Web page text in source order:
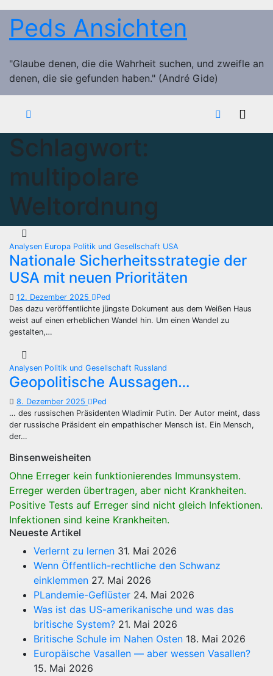
Zum
Inhalt
springen
Peds Ansichten
"Glaube denen, die die Wahrheit suchen, und zweifle an
denen, die sie gefunden haben." (André Gide)
Schlagwort:
multipolare
Weltordnung
Analysen Europa Politik und Gesellschaft USA
Nationale Sicherheitsstrategie der
USA mit neuen Prioritäten
12. Dezember 2025
Ped
Das dazu veröffentlichte jüngste Dokument aus dem Weißen Haus
weist auf einen erheblichen Wandel hin. Um einen Wandel zu
gestalten,…
Analysen Politik und Gesellschaft Russland
Geopolitische Aussagen…
8. Dezember 2025
Ped
… des russischen Präsidenten Wladimir Putin. Der Autor meint, dass
der russische Präsident ein empathischer Mensch ist. Ein Mensch,
der…
Binsenweisheiten
Ohne Erreger kein funktionierendes Immunsystem.
Erreger werden übertragen, aber nicht Krankheiten.
Positive Tests auf Erreger sind nicht gleich Infektionen.
Infektionen sind keine Krankheiten.
Neueste Artikel
Verlernt zu lernen 31. Mai 2026
Wenn Öffentlich-rechtliche den Schwanz
einklemmen 27. Mai 2026
PLandemie-Geflüster 24. Mai 2026
Was ist das US-amerikanische und was das
britische System? 21. Mai 2026
Britische Schule im Nahen Osten 18. Mai 2026
Europäische Vasallen — aber wessen Vasallen?
15. Mai 2026